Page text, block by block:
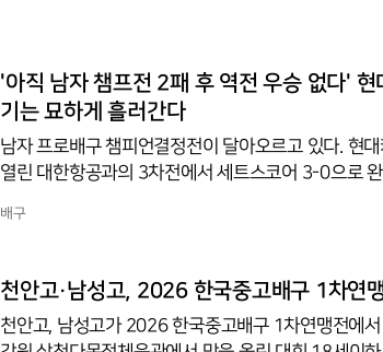
편 18세이하 여자부 B조 예선에선 경남여고가 결정
5-21,
'아직 남자 챔프전 2패 후 역전 우승 없다'
기는 묘하게 흘러간다
남자 프로배구 챔피언결정전이 달아오르고 있다. 현
열린 대한항공과의 3차전에서 세트스코어 3-0으로
을 동력으로 삼았다. 관중석에는 '빼앗긴 들에도 봄은
서브로 제압하며 상대 리시브를 철저하게 무너뜨렸다
아웃사이드 히터를 향한 목적타 서브 전략을 유지하
배구
천안고·남성고, 2026 한국중고배구 1차연
천안고, 남성고가 2026 한국중고배구 1차연맹전에